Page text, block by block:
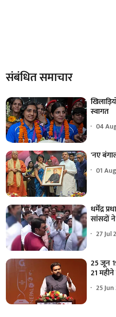
संबंधित समाचार
स्वागत
04
'नए
01
धर्मेंद्र
सांसदों
27 Jul
25 जून
21
25